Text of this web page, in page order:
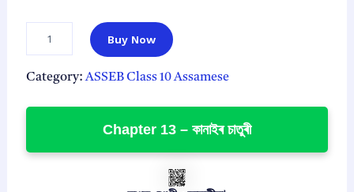
9
9
0
0
s
1
s
Buy Now
Category:ASSEB Class 10 Assamese
Chapter 13 – কানাইৰ চাতুৰী